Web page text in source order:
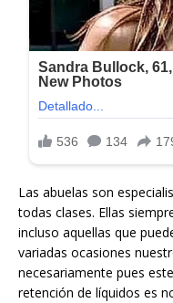
Las abuelas son
todas clases. Ellas
incluso aquellas que
variadas ocasiones
necesariamente pues
retención de líquidos es